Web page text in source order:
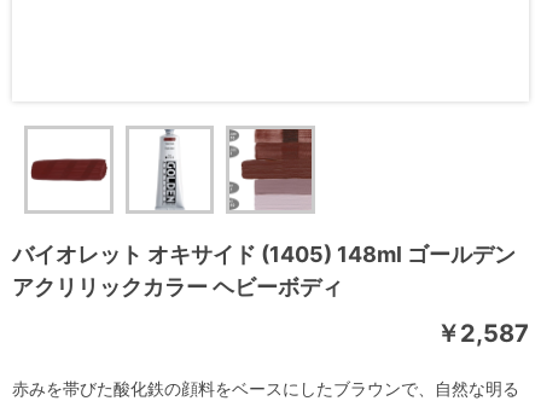
バイオレット オキサイド (1405) 148ml ゴールデン
アクリリックカラー ヘビーボディ
￥2,587
赤みを帯びた酸化鉄の顔料をベースにしたブラウンで、自然な明る